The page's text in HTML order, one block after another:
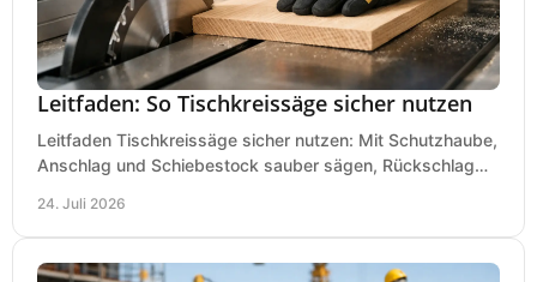
Leitfaden: So Tischkreissäge sicher nutzen
Leitfaden Tischkreissäge sicher nutzen: Mit Schutzhaube,
Anschlag und Schiebestock sauber sägen, Rückschlag
24. Juli 2026